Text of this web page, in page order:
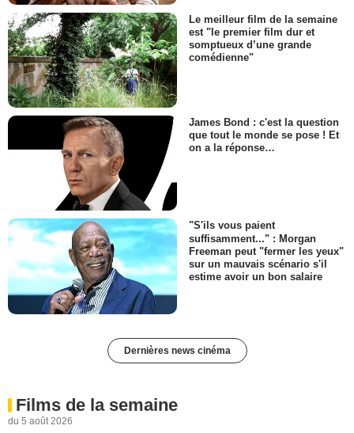
Le meilleur film de la semaine
est "le premier film dur et
somptueux d’une grande
comédienne"
James Bond : c'est la question
que tout le monde se pose ! Et
on a la réponse…
"S'ils vous paient
suffisamment..." : Morgan
Freeman peut "fermer les yeux"
sur un mauvais scénario s'il
estime avoir un bon salaire
Dernières news cinéma
Films de la semaine
du 5 août 2026